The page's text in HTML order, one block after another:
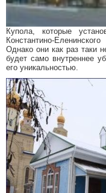
Купола, которые
Константино-
Однако они как раз таки
будет само внутреннее
его уникальностью.